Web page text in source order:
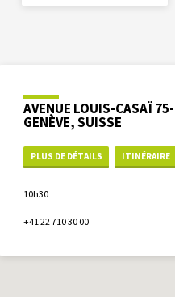
AVENUE LOUIS-CASAÏ
GENÈVE, SUISSE
PLUS DE DÉTAILS ITINÉRAIRE
10h30
+41 22 710 30 00